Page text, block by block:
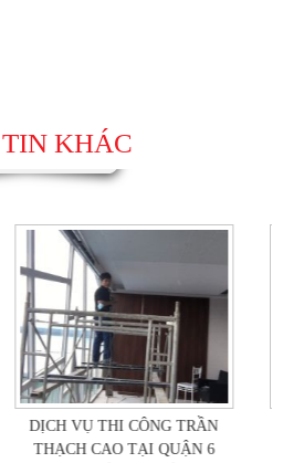
KHÁC
6
DỊCH VỤ THI CÔNG TRẦN
THẠCH CAO TẠI QUẬN 5